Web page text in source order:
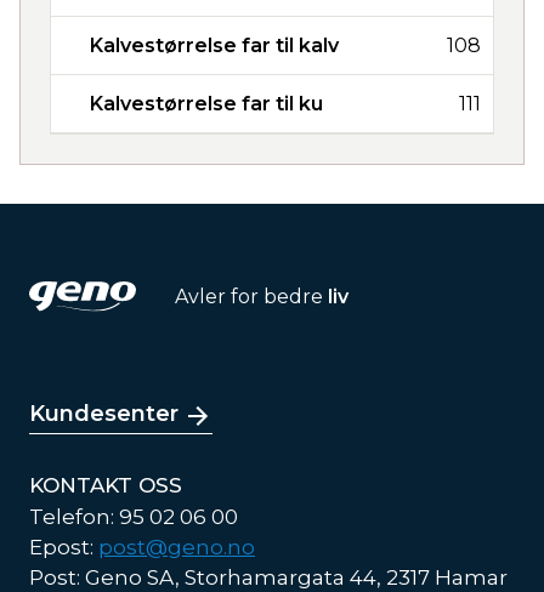
Kalvestørrelse far til kalv 108
Kalvestørrelse far til ku 111
Avler for bedre liv
Kundesenter
KONTAKT OSS
Telefon: 95 02 06 00
Epost: post@geno.no
Post: Geno SA, Storhamargata 44, 2317 Hamar